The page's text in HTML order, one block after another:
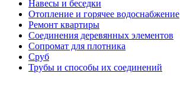
Навесы и беседки
Отопление и горячее водоснабжение
Ремонт квартиры
Соединения деревянных элементов
Сопромат для плотника
Сруб
Трубы и способы их соединений